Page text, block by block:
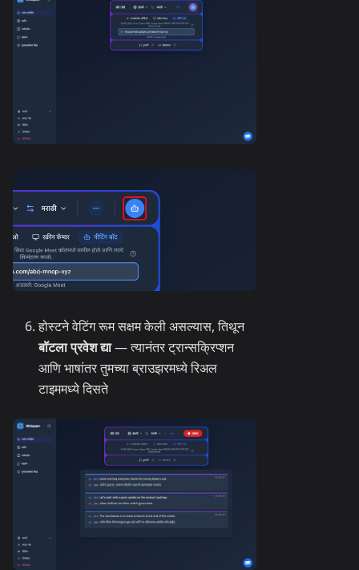
होस्टने वेटिंग रूम सक्षम केली असल्यास, तिथून
बॉटला प्रवेश द्या— त्यानंतर ट्रान्सक्रिप्शन
आणि भाषांतर तुमच्या ब्राउझरमध्ये रिअल
टाइममध्ये दिसते